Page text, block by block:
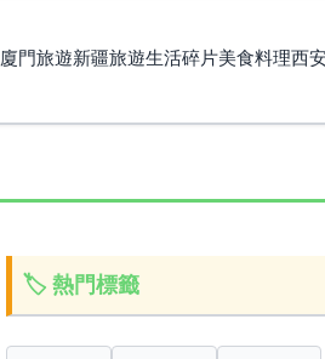
廈門旅遊新疆旅遊生活碎片美食料理西
🏷️ 熱門標籤